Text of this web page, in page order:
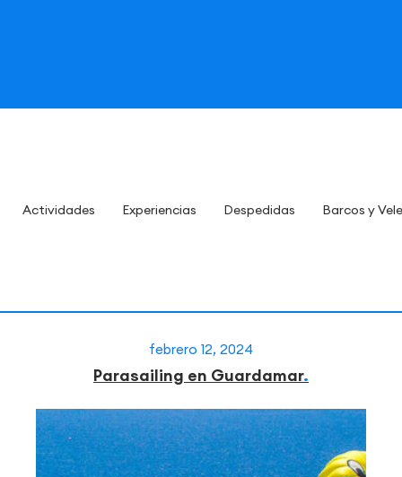
Actividades Experiencias Despedidas Barcos y
febrero 12, 2024
Parasailing en Guardamar